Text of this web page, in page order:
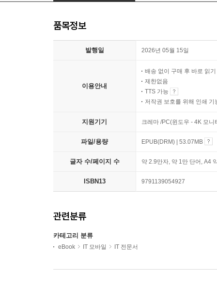
품목정보
발행일 2026년 05월 15일
이용안내
배송 없이 구매 후 바로 읽기
제한없음
TTS 가능
저작권 보호를 위해 인쇄 기
지원기기 크레마 /PC(윈도우 - 4K 모
파일/용량 EPUB(DRM) | 53.07MB
글자 수/페이지 수 약 2.9만자, 약 1만 단어, A4
ISBN13 9791139054927
관련분류
카테고리 분류
eBook IT 모바일 IT 전문서